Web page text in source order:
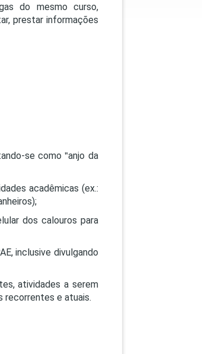
do mesmo curso,
prestar informações
se como anjo da
acadêmicas (ex.:
dos calouros para
inclusive divulgando
atividades a serem
recorrentes e atuais.